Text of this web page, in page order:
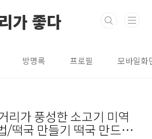
가 좋다
방명록 프로필 모바일화
리가 풍성한 소고기 미역
/떡국 만들기 떡국 만드는